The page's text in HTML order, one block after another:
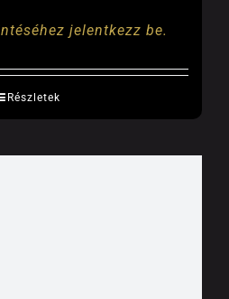
jelentkezz be.
Részletek